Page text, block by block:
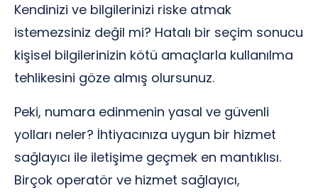
Kendinizi ve bilgilerinizi riske atmak
istemezsiniz değil mi? Hatalı bir seçim sonucu
kişisel bilgilerinizin kötü amaçlarla kullanılma
tehlikesini göze almış olursunuz.
Peki, numara edinmenin yasal ve güvenli
yolları neler? İhtiyacınıza uygun bir hizmet
sağlayıcı ile iletişime geçmek en mantıklısı.
Birçok operatör ve hizmet sağlayıcı,